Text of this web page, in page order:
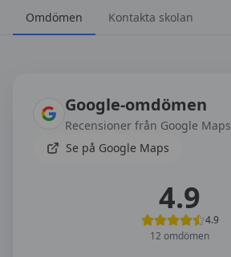
Omdömen Kontakta skolan
Google-omdömen
Recensioner från Google Maps
Se på Google Maps
4.9
4.9
12 omdömen